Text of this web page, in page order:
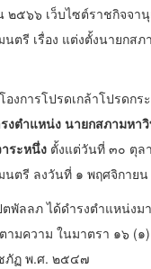
๒๕๖๖ เว็บไซต์ราชกิจจานุ
ตรี เรื่อง แต่งตั้งนายกสภ
งการโปรดเกล้าโปรดกร
งตําแหน่ง นายกสภามหา
ระหนึ่ง ตั้งแต่วันที่ ๓๐ ตุล
นตรี ลงวันที่ ๑ พฤศจิกาย
พัลลภ ได้ดํารงตําแหน่ง
ามความ ในมาตรา ๑๖ (๑
ภัฏ พ.ศ. ๒๕๔๗